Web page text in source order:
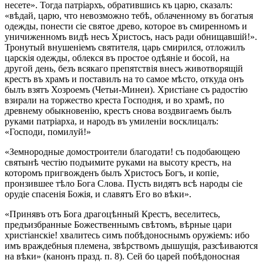
несете». Тогда патріархъ, обратившись къ царю, сказалъ:
«вѣдай, царю, что невозможно тебѣ, облаченному въ богатыя
одежды, понести сіе святое древо, которое въ смиренномъ и
уничиженномъ видѣ несъ Христосъ, насъ ради обнищавшій!».
Тронутый внушеніемъ святителя, царь смирился, отложилъ
царскія одежды, облекся въ простое одѣяніе и босой, на
другой день, безъ всякаго препятствія внесъ животворящій
крестъ въ храмъ и поставилъ на то самое мѣсто, откуда онъ
былъ взятъ Хозроемъ (Четьи-Минеи). Христіане съ радостію
взирали на торжество креста Господня, и во храмѣ, по
древнему обыкновенію, крестъ снова воздвигаемъ былъ
руками патріарха, и народъ въ умиленіи восклицалъ:
«Господи, помилуй!»
«Земнородные домостроители благодати! съ подобающею
святынѣ честію подъимите руками на высоту крестъ, на
которомъ пригвожденъ былъ Христосъ Богъ, и копіе,
пронзившее тѣло Бога Слова. Пусть видятъ всѣ народы сіе
орудіе спасенія Божія, и славятъ Его во вѣки».
«Принявъ отъ Бога драгоцѣнный Крестъ, веселитесь,
предъизбранные Божественнымъ свѣтомъ, вѣрные цари
христіанскіе! хвалитесь симъ побѣдоноснымъ оружіемъ: ибо
имъ враждебныя племена, звѣрствомъ дышущія, разсѣиваются
на вѣки» (канонъ празд. п. 8). Сей бо царей побѣдоносная